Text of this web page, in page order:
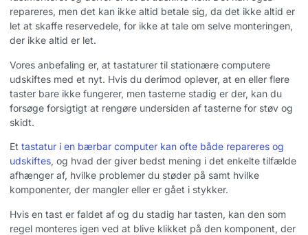
repareres, men det kan ikke altid betale sig, da det ikke altid er
let at skaffe reservedele, for ikke at tale om selve monteringen,
der ikke altid er let.
Vores anbefaling er, at tastaturer til stationære computere
udskiftes med et nyt. Hvis du derimod oplever, at en eller flere
taster bare ikke fungerer, men tasterne stadig er der, kan du
forsøge forsigtigt at rengøre undersiden af tasterne for støv og
skidt.
Et tastatur i en bærbar computer kan ofte både repareres og
udskiftes, og hvad der giver bedst mening i det enkelte tilfælde
afhænger af, hvilke problemer du støder på samt hvilke
komponenter, der mangler eller er gået i stykker.
Hvis en tast er faldet af og du stadig har tasten, kan den som
regel monteres igen ved at blive klikket på den komponent, der